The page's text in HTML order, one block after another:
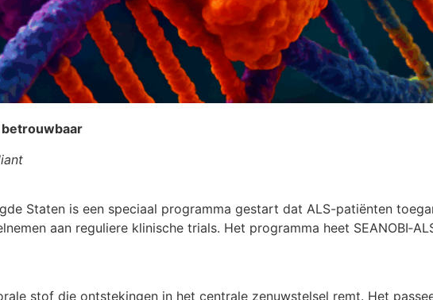
betrouwbaar
Staten is een speciaal programma gestart dat ALS-patiënten
aan reguliere klinische trials. Het programma heet
stof die ontstekingen in het centrale zenuwstelsel remt. Het